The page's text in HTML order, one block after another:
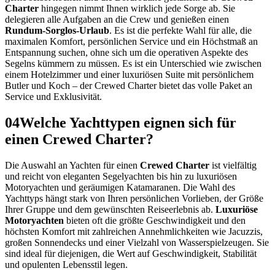
Charter hingegen nimmt Ihnen wirklich jede Sorge ab. Sie
delegieren alle Aufgaben an die Crew und genießen einen
Rundum-Sorglos-Urlaub. Es ist die perfekte Wahl für alle, die
maximalen Komfort, persönlichen Service und ein Höchstmaß an
Entspannung suchen, ohne sich um die operativen Aspekte des
Segelns kümmern zu müssen. Es ist ein Unterschied wie zwischen
einem Hotelzimmer und einer luxuriösen Suite mit persönlichem
Butler und Koch – der Crewed Charter bietet das volle Paket an
Service und Exklusivität.
04Welche Yachttypen eignen sich für
einen Crewed Charter?
Die Auswahl an Yachten für einen Crewed Charter ist vielfältig
und reicht von eleganten Segelyachten bis hin zu luxuriösen
Motoryachten und geräumigen Katamaranen. Die Wahl des
Yachttyps hängt stark von Ihren persönlichen Vorlieben, der Größe
Ihrer Gruppe und dem gewünschten Reiseerlebnis ab. Luxuriöse
Motoryachten bieten oft die größte Geschwindigkeit und den
höchsten Komfort mit zahlreichen Annehmlichkeiten wie Jacuzzis,
großen Sonnendecks und einer Vielzahl von Wasserspielzeugen. Sie
sind ideal für diejenigen, die Wert auf Geschwindigkeit, Stabilität
und opulenten Lebensstil legen.